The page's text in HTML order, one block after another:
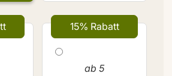
15% Rabatt
ab 5